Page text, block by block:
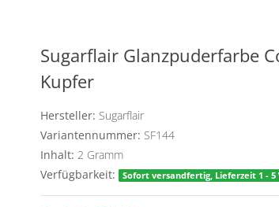
Sugarflair Glanzpuderfarbe
Kupfer
Hersteller: Sugarflair
Variantennummer: SF144
Inhalt: 2 Gramm
Verfügbarkeit:
Sofort versandfertig, Lieferzeit 1 - 5